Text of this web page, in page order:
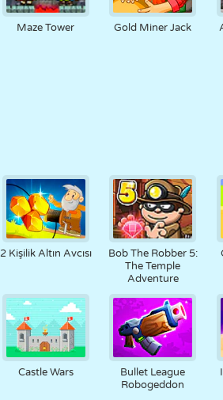
Maze Tower Gold Miner Jack
2 Kişilik Altın Avcısı
Bob The Robber 5:
The Temple
Adventure
Castle Wars
Bullet League
Robogeddon